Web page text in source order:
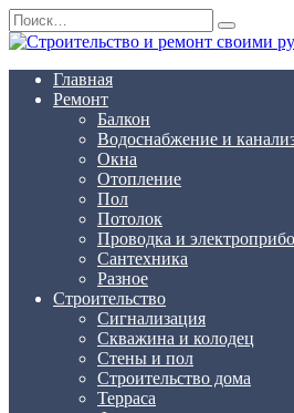
Перейти
к
содержанию
Search
for:
Главная
Ремонт
Балкон
Водоснабжение и
Окна
Отопление
Пол
Потолок
Проводка и
Сантехника
Разное
Строительство
Сигнализация
Скважина и колодец
Стены и пол
Строительство дома
Терраса